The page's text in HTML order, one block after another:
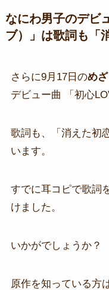
なにわ男子のデビ
ブ）」は歌詞も「
さらに9月17日のめ
デビュー曲 「初心
歌詞も、「消えた初
います。
すでに耳コピで歌詞
けました。
いかがでしょうか？
原作を知っている方